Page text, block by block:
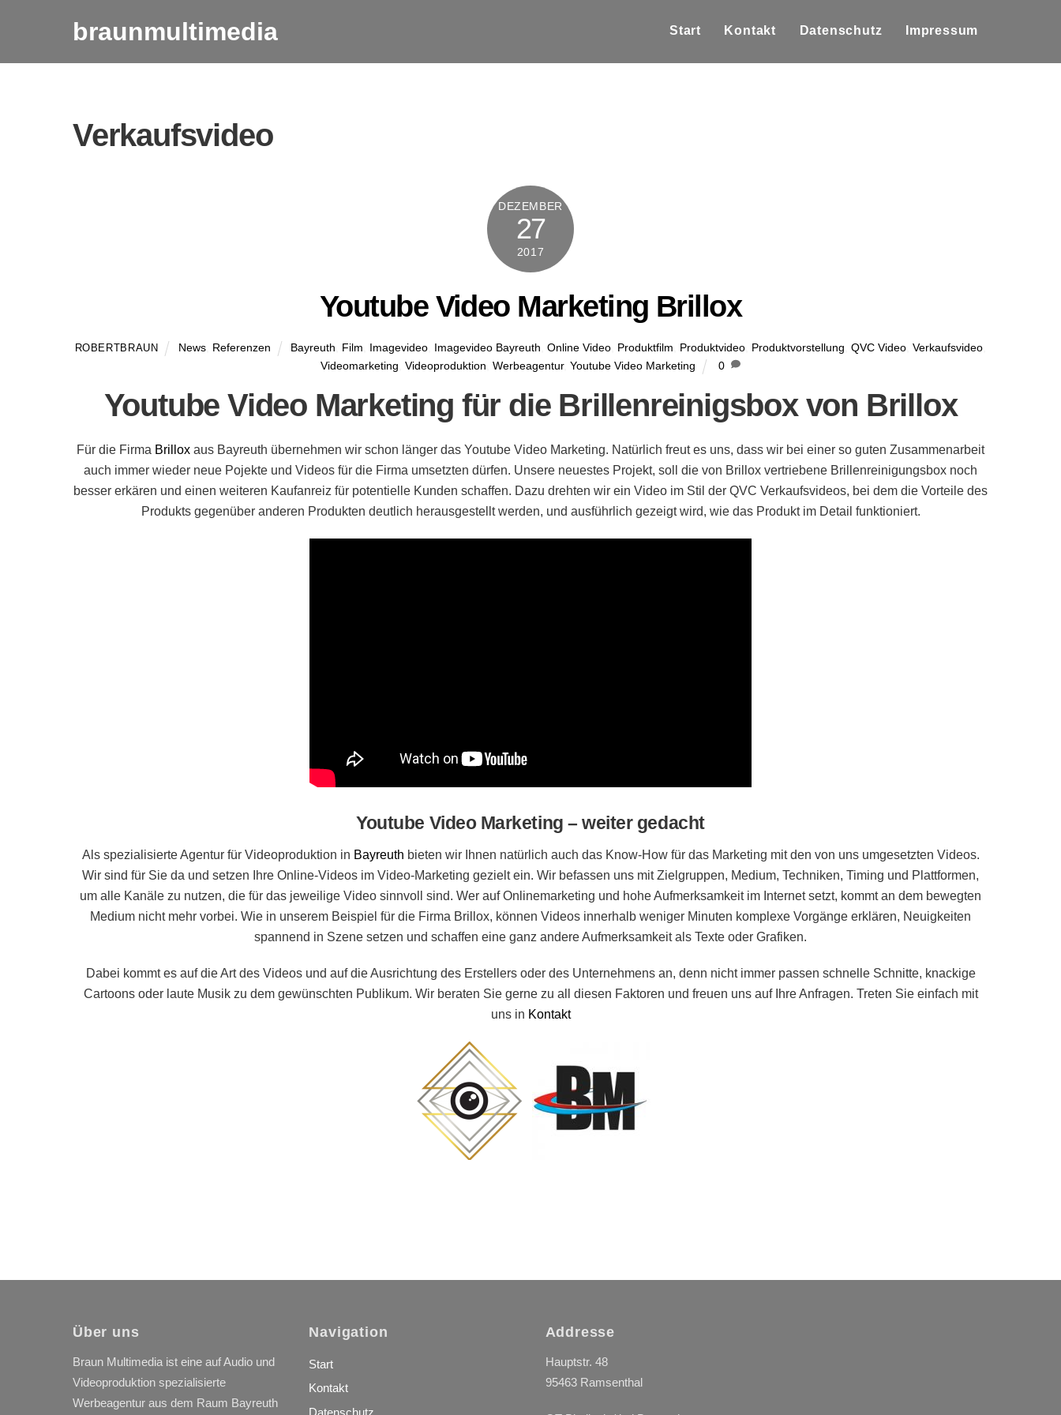
braunmultimedia Start Kontakt Datenschutz Impressum
Verkaufsvideo
DEZEMBER
27
2017
Youtube Video Marketing Brillox
ROBERTBRAUN News Referenzen Bayreuth Film Imagevideo Imagevideo Bayreuth ,Online Video Produktfilm Produktvideo Produktvorstellung ,QVC Video ,Verkaufsvideo
Videomarketing ,Videoproduktion ,Werbeagentur,Youtube Video Marketing 0
Youtube Video Marketing für die Brillenreinigsbox von Brillox
Für die Firma Brillox aus Bayreuth übernehmen wir schon länger das Youtube Video Marketing. Natürlich freut es uns, dass wir bei einer so guten Zusammenarbeit
auch immer wieder neue Pojekte und Videos für die Firma umsetzten dürfen. Unsere neuestes Projekt, soll die von Brillox vertriebene Brillenreinigungsbox noch
besser erkären und einen weiteren Kaufanreiz für potentielle Kunden schaffen. Dazu drehten wir ein Video im Stil der QVC Verkaufsvideos, bei dem die Vorteile des
Produkts gegenüber anderen Produkten deutlich herausgestellt werden, und ausführlich gezeigt wird, wie das Produkt im Detail funktioniert.
Youtube Video Marketing – weiter gedacht
Als spezialisierte Agentur für Videoproduktion in Bayreuth bieten wir Ihnen natürlich auch das Know-How für das Marketing mit den von uns umgesetzten Videos.
Wir sind für Sie da und setzen Ihre Online-Videos im Video-Marketing gezielt ein. Wir befassen uns mit Zielgruppen, Medium, Techniken, Timing und Plattformen,
um alle Kanäle zu nutzen, die für das jeweilige Video sinnvoll sind. Wer auf Onlinemarketing und hohe Aufmerksamkeit im Internet setzt, kommt an dem bewegten
Medium nicht mehr vorbei. Wie in unserem Beispiel für die Firma Brillox, können Videos innerhalb weniger Minuten komplexe Vorgänge erklären, Neuigkeiten
spannend in Szene setzen und schaffen eine ganz andere Aufmerksamkeit als Texte oder Grafiken.
Dabei kommt es auf die Art des Videos und auf die Ausrichtung des Erstellers oder des Unternehmens an, denn nicht immer passen schnelle Schnitte, knackige
Cartoons oder laute Musik zu dem gewünschten Publikum. Wir beraten Sie gerne zu all diesen Faktoren und freuen uns auf Ihre Anfragen. Treten Sie einfach mit
uns in Kontakt
Über uns
Braun Multimedia ist eine auf Audio und
Videoproduktion spezialisierte
Werbeagentur aus dem Raum Bayreuth
Navigation
Start
Kontakt
Datenschutz
Addresse
Hauptstr. 48
95463 Ramsenthal